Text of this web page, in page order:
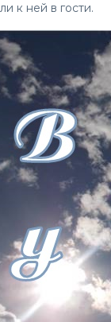
к ней в гости.